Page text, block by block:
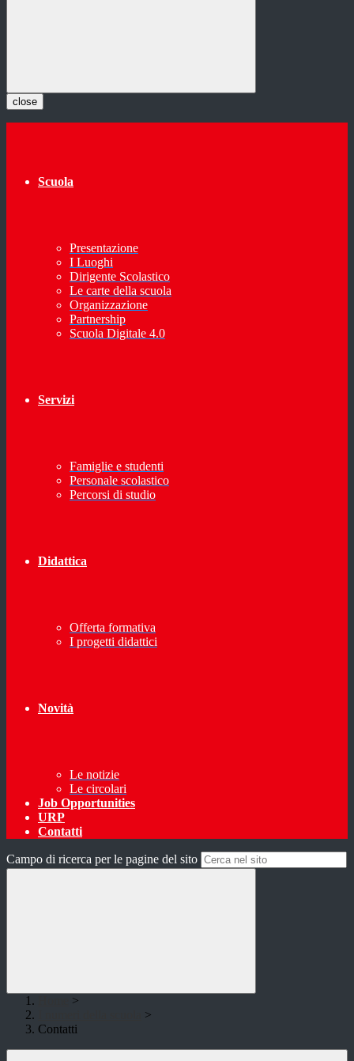
close
Scuola
Presentazione
I Luoghi
Dirigente Scolastico
Le carte della scuola
Organizzazione
Partnership
Scuola Digitale 4.0
Servizi
Famiglie e studenti
Personale scolastico
Percorsi di studio
Didattica
Offerta formativa
I progetti didattici
Novità
Le notizie
Le circolari
Job Opportunities
URP
Contatti
Campo di ricerca per le pagine del sito
>
>
Contatti